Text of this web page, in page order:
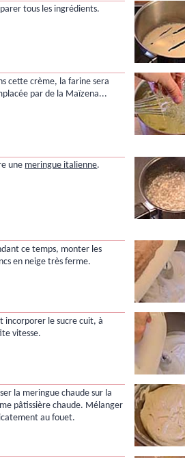
tous les ingrédients.
cette crème, la farine sera
par de la Maïzena...
une meringue italienne.
ce temps, monter les
en neige très ferme.
incorporer le sucre cuit, à
vitesse.
la meringue chaude sur la
pâtissière chaude. Mélanger
au fouet.